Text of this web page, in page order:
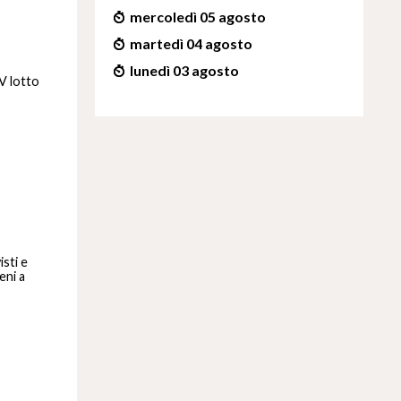
lotto
e
a
mercoledì 05 agosto
martedì 04 agosto
lunedì 03 agosto